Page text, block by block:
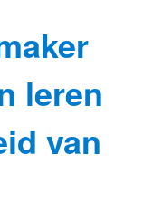
leren
van